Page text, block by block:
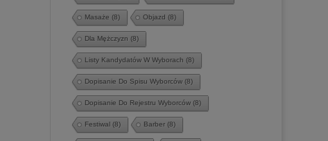
Masaże (8) Objazd (8)
Dla Mężczyzn (8)
Listy Kandydatów W Wyborach (8)
Dopisanie Do Spisu Wyborców (8)
Dopisanie Do Rejestru Wyborców (8)
Festiwal (8) Barber (8)